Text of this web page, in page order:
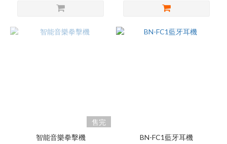
售完
智能音樂拳擊機
BN-FC1藍牙耳機